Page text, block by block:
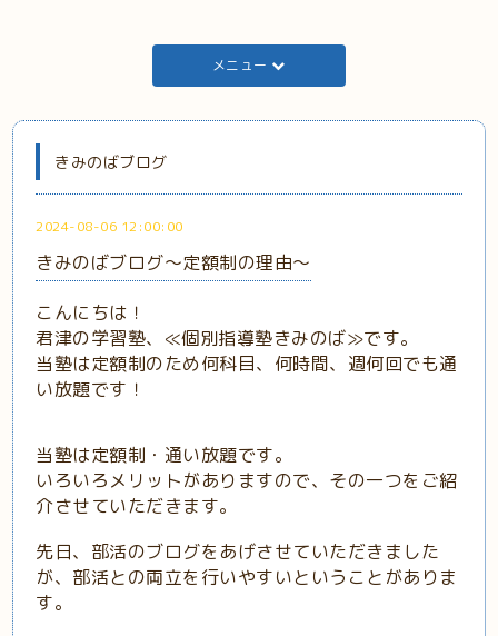
メニュー
きみのばブログ
2024-08-06 12:00:00
きみのばブログ～定額制の理由～
こんにちは！
君津の学習塾、≪個別指導塾きみのば≫です。
当塾は定額制のため何科目、何時間、週何回でも通
い放題です！
当塾は定額制・通い放題です。
いろいろメリットがありますので、その一つをご紹
介させていただきます。
先日、部活のブログをあげさせていただきました
が、部活との両立を行いやすいということがありま
す。